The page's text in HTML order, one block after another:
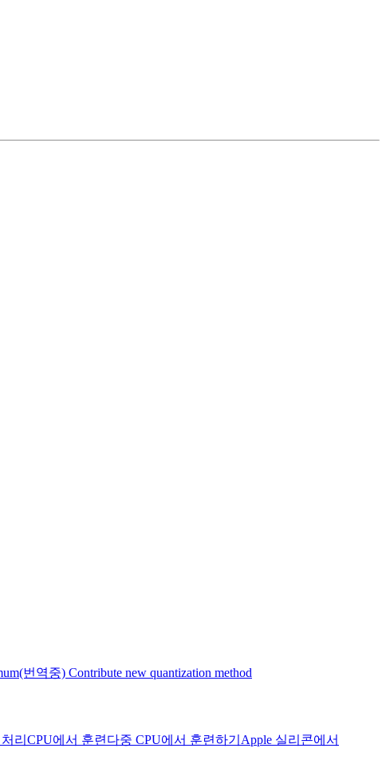
(번역중) Contribute new quantization method
리 CPU에서 훈련 다중 CPU에서 훈련하기 Apple 실리콘에서